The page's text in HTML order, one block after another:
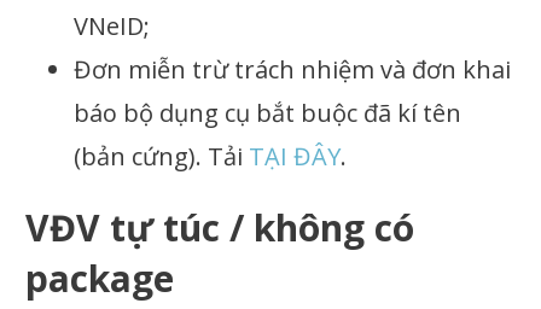
VNeID;
Đơn miễn trừ trách nhiệm và đơn khai
báo bộ dụng cụ bắt buộc đã kí tên
(bản cứng). Tải TẠI ĐÂY.
VĐV tự túc / không có
package